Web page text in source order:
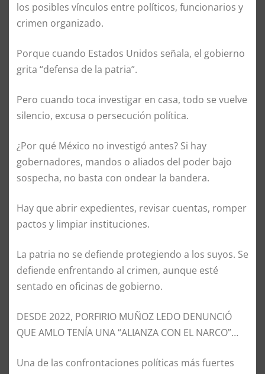
los posibles vínculos entre políticos, funcionarios y
crimen organizado.
Porque cuando Estados Unidos señala, el gobierno
grita “defensa de la patria”.
Pero cuando toca investigar en casa, todo se vuelve
silencio, excusa o persecución política.
¿Por qué México no investigó antes? Si hay
gobernadores, mandos o aliados del poder bajo
sospecha, no basta con ondear la bandera.
Hay que abrir expedientes, revisar cuentas, romper
pactos y limpiar instituciones.
La patria no se defiende protegiendo a los suyos. Se
defiende enfrentando al crimen, aunque esté
sentado en oficinas de gobierno.
DESDE 2022, PORFIRIO MUÑOZ LEDO DENUNCIÓ
QUE AMLO TENÍA UNA “ALIANZA CON EL NARCO”…
Una de las confrontaciones políticas más fuertes